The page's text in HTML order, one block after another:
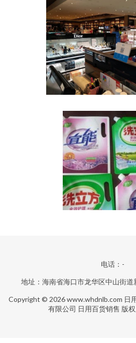
电话：-
地址：海南省海口市龙华区中山街
Copyright © 2026www.whdnlb.com 日
有限公司 日用百货销售 版